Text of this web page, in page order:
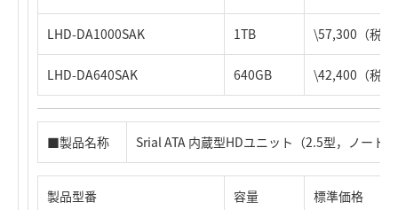
LHD-DA1000SAK 1TB \57,300（税別
LHD-DA640SAK 640GB \42,400（税別
■製品名称 Srial ATA 内蔵型HDユニット（2.5型，ノート
製品型番 容量 標準価格